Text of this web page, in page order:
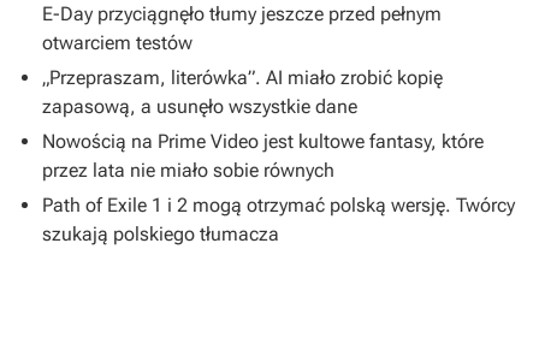
E-Day przyciągnęło tłumy jeszcze przed pełnym
otwarciem testów
„Przepraszam, literówka”. AI miało zrobić kopię
zapasową, a usunęło wszystkie dane
Nowością na Prime Video jest kultowe fantasy, które
przez lata nie miało sobie równych
Path of Exile 1 i 2 mogą otrzymać polską wersję. Twórcy
szukają polskiego tłumacza